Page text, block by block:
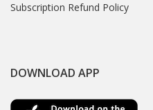
Subscription Refund Policy
DOWNLOAD APP